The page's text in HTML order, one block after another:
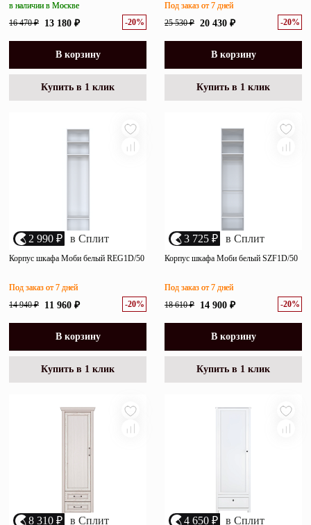
16 470 ₽ 13 180 ₽ -20%
в наличии в Москве
В корзину
Купить в 1 клик
25 530 ₽ 20 430 ₽ -20%
Под заказ от 7 дней
В корзину
Купить в 1 клик
2 990 ₽ в Сплит
Корпус шкафа Моби белый REG1D/50
14 940 ₽ 11 960 ₽ -20%
Под заказ от 7 дней
В корзину
Купить в 1 клик
3 725 ₽ в Сплит
Корпус шкафа Моби белый SZF1D/50
18 610 ₽ 14 900 ₽ -20%
Под заказ от 7 дней
В корзину
Купить в 1 клик
8 310 ₽ в Сплит 4 650 ₽ в Сплит